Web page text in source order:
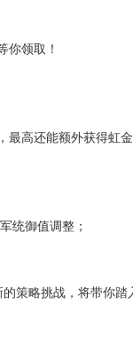
你领取！
高还能额外获得虹
统御值调整；
策略挑战，将带你踏